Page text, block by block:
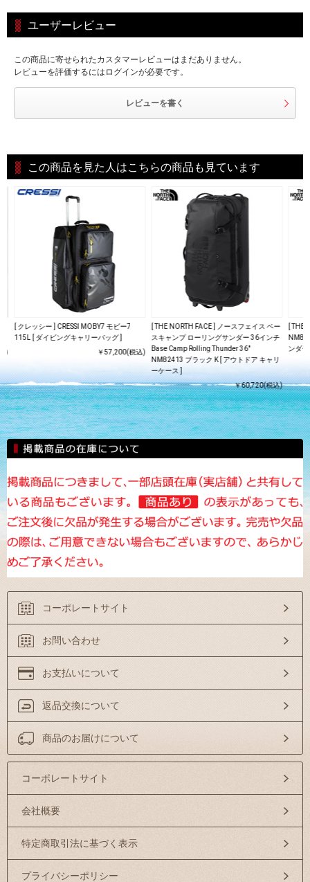
ユーザーレビュー
この商品に寄せられたカスタマーレビューはまだありません。
レビューを評価するにはログインが必要です。
レビューを書く
この商品を見た人はこちらの商品も見ています
)
[ クレッシー ] CRESSI MOBY7 モビー7
115L [ ダイビングキャリーバッグ ]
￥57,200(税込)
[ THE NORTH FACE ] ノースフェイス ベー
スキャンプ ローリングサンダー 36インチ
Base Camp Rolling Thunder 36"
NM82413 ブラック K [ アウトドア キャリ
ーケース ]
￥60,720(税込)
[ THE
ンダ
コーポレートサイト
お問い合わせ
お支払いについて
返品交換について
商品のお届けについて
コーポレートサイト
会社概要
特定商取引法に基づく表示
プライバシーポリシー